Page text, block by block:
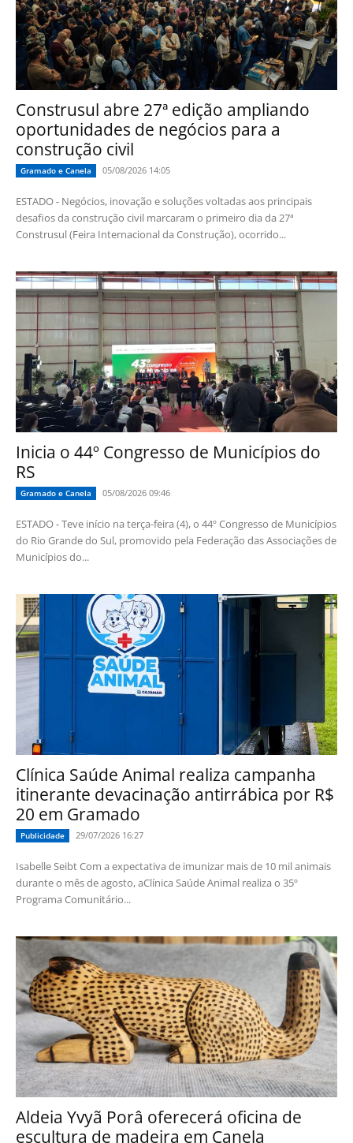
Construsul abre 27ª edição ampliando
oportunidades de negócios para a
construção civil
Gramado e Canela 05/08/2026 14:05
ESTADO - Negócios, inovação e soluções voltadas aos principais
desafios da construção civil marcaram o primeiro dia da 27ª
Construsul (Feira Internacional da Construção), ocorrido...
Inicia o 44º Congresso de Municípios do
RS
Gramado e Canela 05/08/2026 09:46
ESTADO - Teve início na terça-feira (4), o 44º Congresso de Municípios
do Rio Grande do Sul, promovido pela Federação das Associações de
Municípios do...
Clínica Saúde Animal realiza campanha
itinerante devacinação antirrábica por R$
20 em Gramado
Publicidade 29/07/2026 16:27
Isabelle Seibt Com a expectativa de imunizar mais de 10 mil animais
durante o mês de agosto, aClínica Saúde Animal realiza o 35º
Programa Comunitário...
Aldeia Yvyã Porâ oferecerá oficina de
escultura de madeira em Canela